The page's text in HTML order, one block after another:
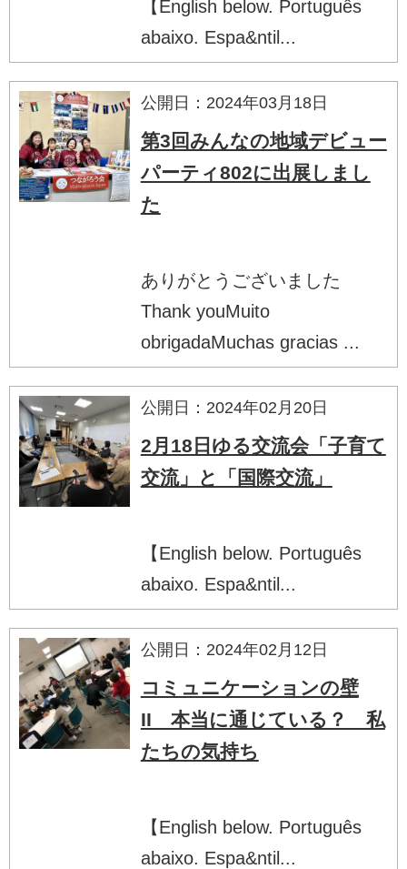
【English below. Português
abaixo. Espa&ntil...
公開日：2024年03月18日
第3回みんなの地域デビュー
パーティ802に出展しまし
た
ありがとうございました
Thank youMuito
obrigadaMuchas gracias ...
公開日：2024年02月20日
2月18日ゆる交流会「子育て
交流」と「国際交流」
【English below. Português
abaixo. Espa&ntil...
公開日：2024年02月12日
コミュニケーションの壁
II 本当に通じている？ 私
たちの気持ち
【English below. Português
abaixo. Espa&ntil...